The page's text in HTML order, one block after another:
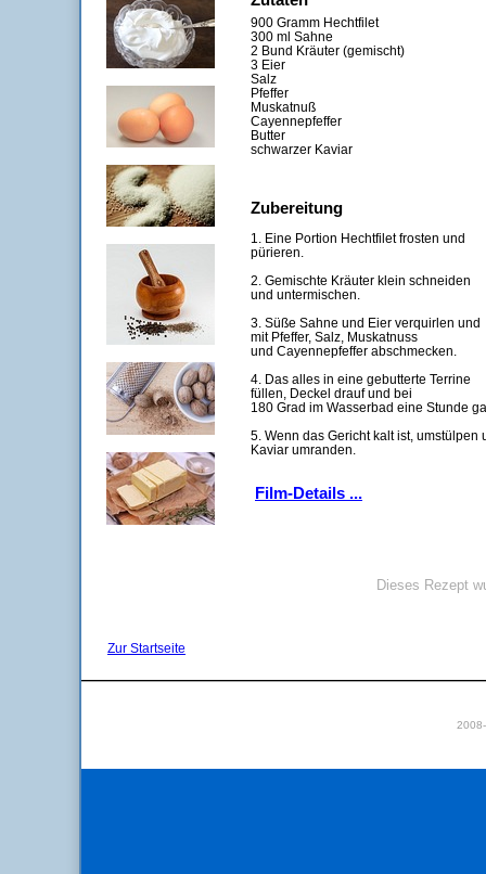
900 Gramm Hechtfilet
300 ml Sahne
2 Bund Kräuter (gemischt)
3 Eier
Salz
Pfeffer
Muskatnuß
Cayennepfeffer
Butter
schwarzer Kaviar
Zubereitung
1. Eine Portion Hechtfilet frosten und
pürieren.
2. Gemischte Kräuter klein schneiden
und untermischen.
3. Süße Sahne und Eier verquirlen und
mit Pfeffer, Salz, Muskatnuss
und Cayennepfeffer abschmecken.
4. Das alles in eine gebutterte Terrine
füllen, Deckel drauf und bei
180 Grad im Wasserbad eine Stunde
5. Wenn das Gericht kalt ist, umstülpen
Kaviar umranden.
Film-Details ...
Dieses Rezept
Zur Startseite